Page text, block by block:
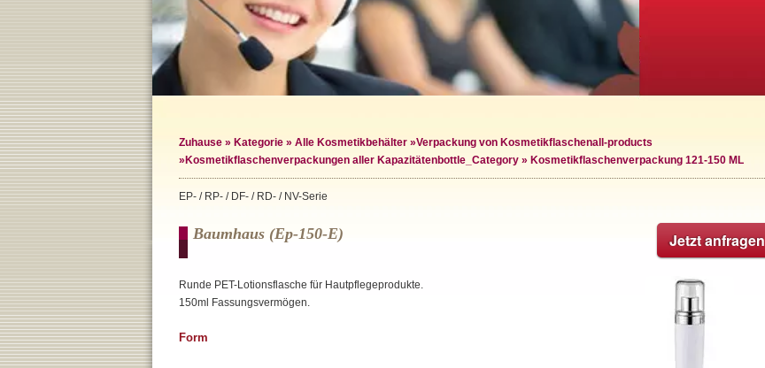
Zuhause » Kategorie » Alle Kosmetikbehälter »Verpackung von Kosmetikflaschenall-products
» Kosmetikflaschenverpackungen aller Kapazitätenbottle_Category » Kosmetikflaschenverpackung 121-150 ML
EP- / RP- / DF- / RD- / NV-Serie
Jetzt anfragen
Baumhaus (ep-150-E)
Runde PET-Lotionsflasche für Hautpflegeprodukte.
150ml Fassungsvermögen.
Form